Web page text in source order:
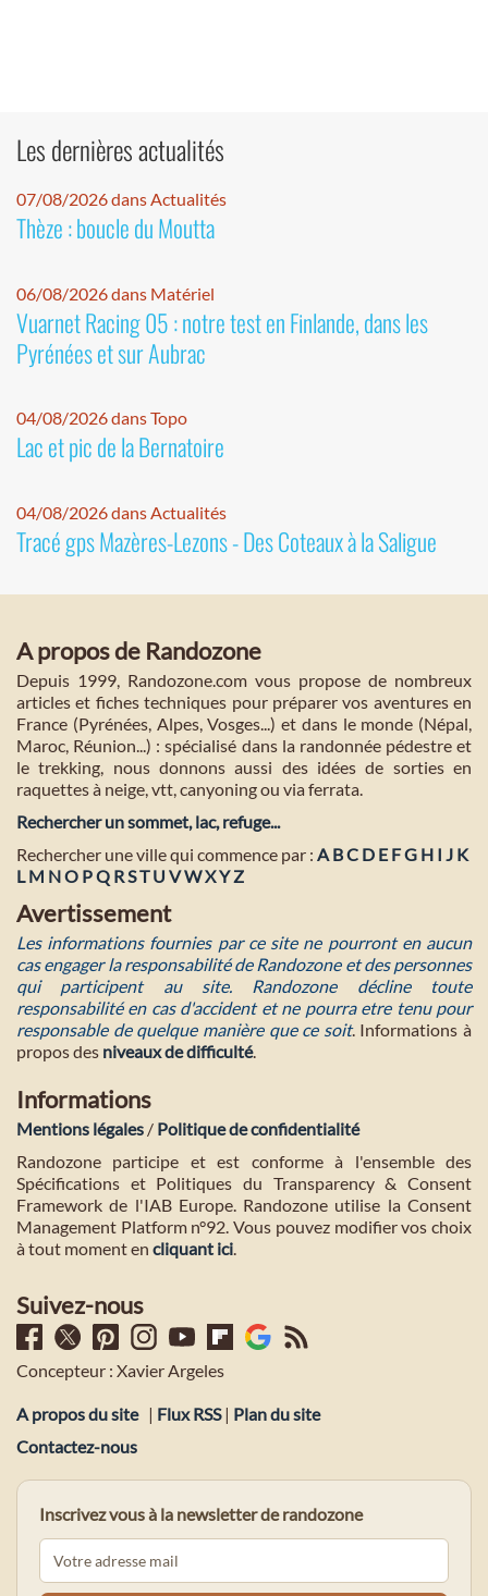
Les dernières actualités
07/08/2026 dans Actualités
Thèze : boucle du Moutta
06/08/2026 dans Matériel
Vuarnet Racing 05 : notre test en Finlande, dans les
Pyrénées et sur Aubrac
04/08/2026 dans Topo
Lac et pic de la Bernatoire
04/08/2026 dans Actualités
Tracé gps Mazères-Lezons - Des Coteaux à la Saligue
A propos de Randozone
Depuis 1999, Randozone.com vous propose de nombreux
articles et fiches techniques pour préparer vos aventures en
France (Pyrénées, Alpes, Vosges...) et dans le monde (Népal,
Maroc, Réunion...) : spécialisé dans la randonnée pédestre et
le trekking, nous donnons aussi des idées de sorties en
raquettes à neige, vtt, canyoning ou via ferrata.
Rechercher un sommet, lac, refuge...
Rechercher une ville qui commence par : A BC D E FG H I J K
L M NO PQ RST U VWXYZ
Avertissement
Les informations fournies par ce site ne pourront en aucun
cas engager la responsabilité de Randozone et des personnes
qui participent au site. Randozone décline toute
responsabilité en cas d'accident et ne pourra etre tenu pour
responsable de quelque manière que ce soit. Informations à
propos des niveaux de difficulté.
Informations
Mentions légales / Politique de confidentialité
Randozone participe et est conforme à l'ensemble des
Spécifications et Politiques du Transparency & Consent
Framework de l'IAB Europe. Randozone utilise la Consent
Management Platform n°92. Vous pouvez modifier vos choix
à tout moment en cliquant ici.
Suivez-nous
Concepteur : Xavier Argeles
A propos du site | Flux RSS| Plan du site
Contactez-nous
Inscrivez vous à la newsletter de randozone